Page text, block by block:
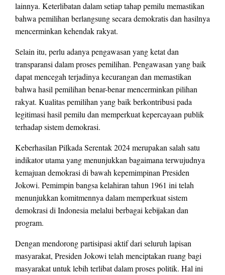
lainnya. Keterlibatan dalam setiap tahap pemilu memastikan
bahwa pemilihan berlangsung secara demokratis dan hasilnya
mencerminkan kehendak rakyat.
Selain itu, perlu adanya pengawasan yang ketat dan
transparansi dalam proses pemilihan. Pengawasan yang baik
dapat mencegah terjadinya kecurangan dan memastikan
bahwa hasil pemilihan benar-benar mencerminkan pilihan
rakyat. Kualitas pemilihan yang baik berkontribusi pada
legitimasi hasil pemilu dan memperkuat kepercayaan publik
terhadap sistem demokrasi.
Keberhasilan Pilkada Serentak 2024 merupakan salah satu
indikator utama yang menunjukkan bagaimana terwujudnya
kemajuan demokrasi di bawah kepemimpinan Presiden
Jokowi. Pemimpin bangsa kelahiran tahun 1961 ini telah
menunjukkan komitmennya dalam memperkuat sistem
demokrasi di Indonesia melalui berbagai kebijakan dan
program.
Dengan mendorong partisipasi aktif dari seluruh lapisan
masyarakat, Presiden Jokowi telah menciptakan ruang bagi
masyarakat untuk lebih terlibat dalam proses politik. Hal ini